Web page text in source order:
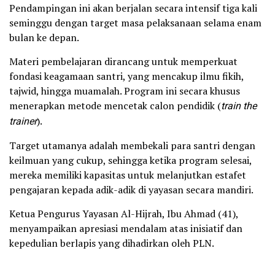
Pendampingan ini akan berjalan secara intensif tiga kali
seminggu dengan target masa pelaksanaan selama enam
bulan ke depan.
Materi pembelajaran dirancang untuk memperkuat
fondasi keagamaan santri, yang mencakup ilmu fikih,
tajwid, hingga muamalah. Program ini secara khusus
menerapkan metode mencetak calon pendidik (train the
trainer).
Target utamanya adalah membekali para santri dengan
keilmuan yang cukup, sehingga ketika program selesai,
mereka memiliki kapasitas untuk melanjutkan estafet
pengajaran kepada adik-adik di yayasan secara mandiri.
Ketua Pengurus Yayasan Al-Hijrah, Ibu Ahmad (41),
menyampaikan apresiasi mendalam atas inisiatif dan
kepedulian berlapis yang dihadirkan oleh PLN.